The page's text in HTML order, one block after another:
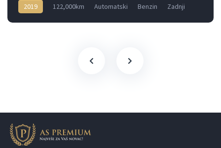
2019 122,000km Automatski Benzin Zadnji